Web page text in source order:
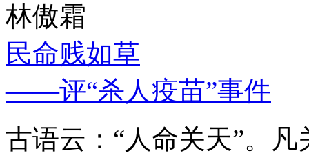
林傲霜
民命贱如草
——评“杀人疫苗”事件
古语云：“人命关天”。